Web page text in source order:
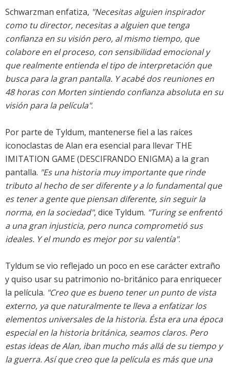
Schwarzman enfatiza, "Necesitas alguien inspirador
como tu director, necesitas a alguien que tenga
confianza en su visión pero, al mismo tiempo, que
colabore en el proceso, con sensibilidad emocional y
que realmente entienda el tipo de interpretación que
busca para la gran pantalla. Y acabé dos reuniones en
48 horas con Morten sintiendo confianza absoluta en su
visión para la película".
Por parte de Tyldum, mantenerse fiel a las raíces
iconoclastas de Alan era esencial para llevar THE
IMITATION GAME (DESCIFRANDO ENIGMA) a la gran
pantalla. "Es una historia muy importante que rinde
tributo al hecho de ser diferente y a lo fundamental que
es tener a gente que piensan diferente, sin seguir la
norma, en la sociedad", dice Tyldum. "Turing se enfrentó
a una gran injusticia, pero nunca comprometió sus
ideales. Y el mundo es mejor por su valentía".
Tyldum se vio reflejado un poco en ese carácter extraño
y quiso usar su patrimonio no-británico para enriquecer
la película. "Creo que es bueno tener un punto de vista
externo, ya que naturalmente te lleva a enfatizar los
elementos universales de la historia. Ésta era una época
especial en la historia británica, seamos claros. Pero
estas ideas de Alan, iban mucho más allá de su tiempo y
la guerra. Así que creo que la película es más que una